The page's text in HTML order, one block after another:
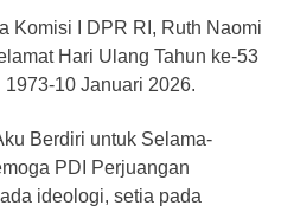
Komisi I DPR RI, Ruth Naomi
Hari Ulang Tahun ke-53
10 Januari 2026.
Berdiri untuk Selama-
PDI Perjuangan
ideologi, setia pada